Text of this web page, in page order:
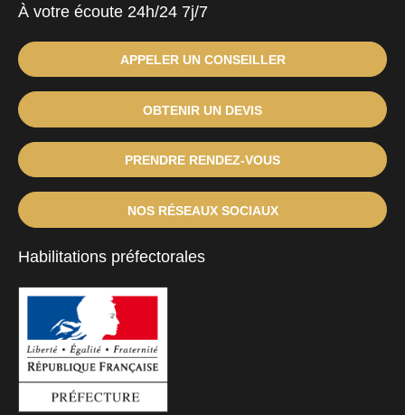
À votre écoute 24h/24 7j/7
APPELER UN CONSEILLER
OBTENIR UN DEVIS
PRENDRE RENDEZ-VOUS
NOS RÉSEAUX SOCIAUX
Habilitations préfectorales